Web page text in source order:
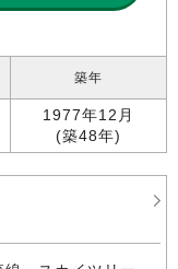
築年
1977年12月
(築48年)